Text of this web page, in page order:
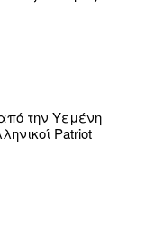
την Υεμένη
Patriot